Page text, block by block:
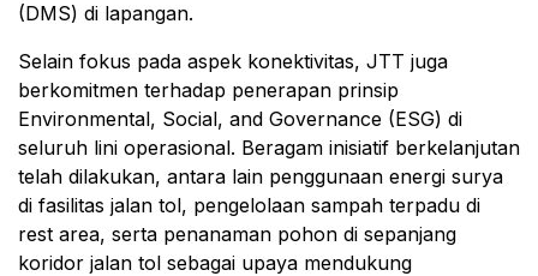
(DMS) di lapangan.
Selain fokus pada aspek konektivitas, JTT juga
berkomitmen terhadap penerapan prinsip
Environmental, Social, and Governance (ESG) di
seluruh lini operasional. Beragam inisiatif berkelanjutan
telah dilakukan, antara lain penggunaan energi surya
di fasilitas jalan tol, pengelolaan sampah terpadu di
rest area, serta penanaman pohon di sepanjang
koridor jalan tol sebagai upaya mendukung